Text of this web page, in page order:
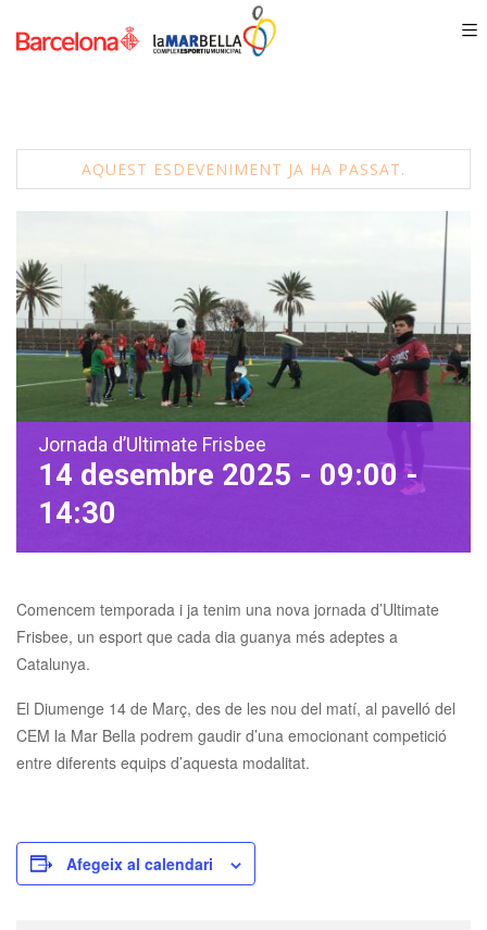
AQUEST ESDEVENIMENT JA HA PASSAT.
Jornada d’Ultimate Frisbee
14 desembre 2025 - 09:00 -
14:30
Comencem temporada i ja tenim una nova jornada d’Ultimate
Frisbee, un esport que cada dia guanya més adeptes a
Catalunya.
El Diumenge 14 de Març, des de les nou del matí, al pavelló del
CEM la Mar Bella podrem gaudir d’una emocionant competició
entre diferents equips d’aquesta modalitat.
Afegeix al calendari